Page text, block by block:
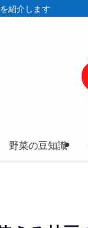
紹介します
野菜の豆知識